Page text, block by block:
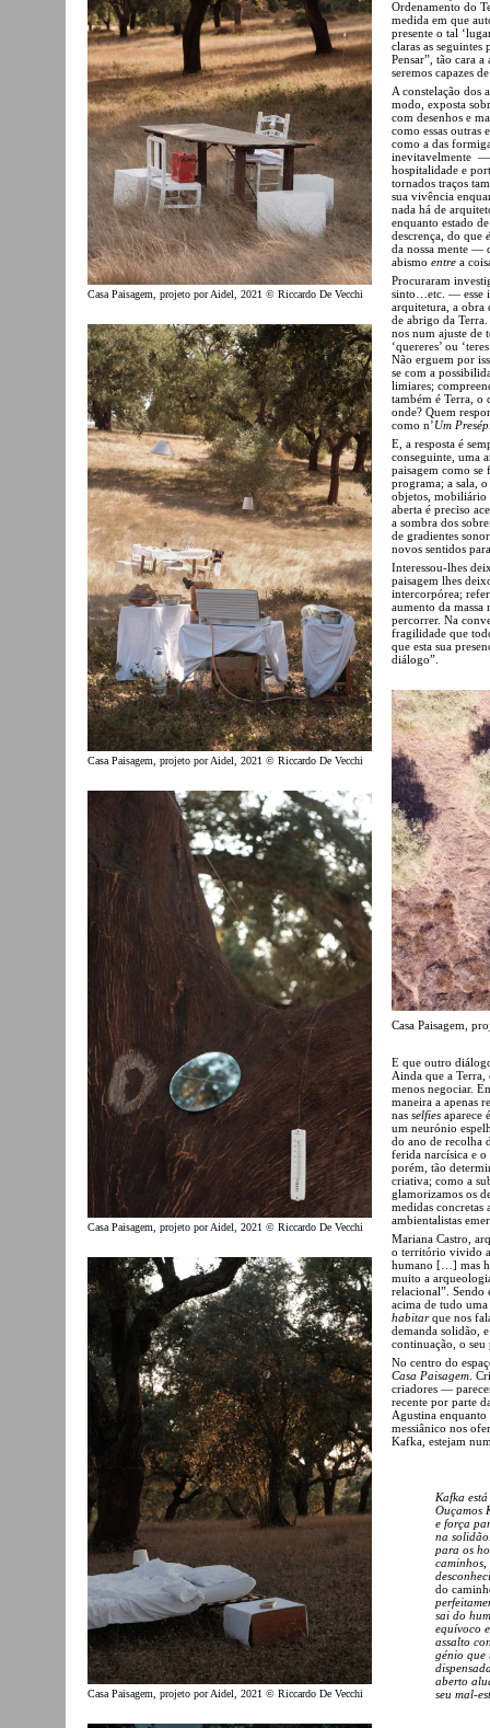
Casa Paisagem, projeto por Aidel, 2021 © Riccardo De Vecchi
Casa Paisagem, projeto por Aidel, 2021 © Riccardo De Vecchi
Casa Paisagem, projeto por Aidel, 2021 © Riccardo De Vecchi
Casa Paisagem, projeto por Aidel, 2021 © Riccardo De Vecchi
Ordenamento do
medida em que
presente o tal
claras as
Pensar”, tão cara
seremos capazes
A constelação dos
modo, exposta
com desenhos e
como essas outras
como a das
inevitavelmente —
hospitalidade e
tornados traços
sua vivência
nada há de
enquanto estado
descrença, do que é
da nossa mente —
abismo entre a
Procuraram
sinto…etc. — esse
arquitetura, a obra
de abrigo da
nos num ajuste de
‘quereres’ ou
Não erguem por
se com a
limiares;
também é Terra, o
onde? Quem
como n’Um
E, a resposta é
conseguinte, uma
paisagem como se
programa; a sala,
objetos, mobiliário
aberta é preciso
a sombra dos
de gradientes
novos sentidos
Interessou-lhes
paisagem lhes
intercorpórea;
aumento da massa
percorrer. Na
fragilidade que
que esta sua
diálogo”.
Casa Paisagem,
E que outro
Ainda que a Terra,
menos negociar.
maneira a apenas
nas selfies aparece
um neurónio
do ano de recolha
ferida narcísica e
porém, tão
criativa; como a
glamorizamos os
medidas concretas
ambientalistas
Mariana Castro,
o território vivido
humano […] mas
muito a
relacional”. Sendo
acima de tudo
habitarque nos
demanda solidão,
continuação, o
No centro do
Casa Paisagem .
criadores —
recente por parte
Agustina
messiânico nos
Kafka, estejam
Kafka
Ouçamos
e força
na
para os
caminhos,
do
sai do
equívoco
assalto
génio que
aberto
seu mal-